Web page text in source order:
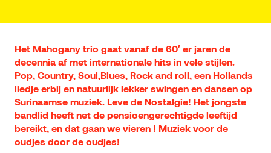
Het Mahogany trio gaat vanaf de 60′ er jaren de
decennia af met internationale hits in vele stijlen.
Pop, Country, Soul,Blues, Rock and roll, een Hollands
liedje erbij en natuurlijk lekker swingen en dansen op
Surinaamse muziek. Leve de Nostalgie! Het jongste
bandlid heeft net de pensioengerechtigde leeftijd
bereikt, en dat gaan we vieren ! Muziek voor de
oudjes door de oudjes!